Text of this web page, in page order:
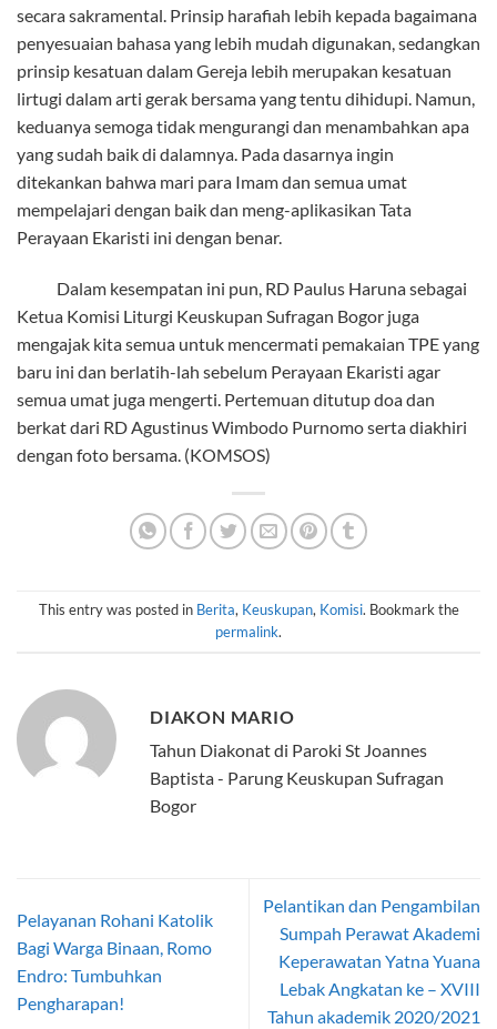
secara sakramental. Prinsip harafiah lebih kepada bagaimana
penyesuaian bahasa yang lebih mudah digunakan, sedangkan
prinsip kesatuan dalam Gereja lebih merupakan kesatuan
lirtugi dalam arti gerak bersama yang tentu dihidupi. Namun,
keduanya semoga tidak mengurangi dan menambahkan apa
yang sudah baik di dalamnya. Pada dasarnya ingin
ditekankan bahwa mari para Imam dan semua umat
mempelajari dengan baik dan meng-aplikasikan Tata
Perayaan Ekaristi ini dengan benar.
Dalam kesempatan ini pun, RD Paulus Haruna sebagai
Ketua Komisi Liturgi Keuskupan Sufragan Bogor juga
mengajak kita semua untuk mencermati pemakaian TPE yang
baru ini dan berlatih-lah sebelum Perayaan Ekaristi agar
semua umat juga mengerti. Pertemuan ditutup doa dan
berkat dari RD Agustinus Wimbodo Purnomo serta diakhiri
dengan foto bersama. (KOMSOS)
This entry was posted in Berita, Keuskupan, Komisi. Bookmark the
permalink.
DIAKON MARIO
Tahun Diakonat di Paroki St Joannes
Baptista - Parung Keuskupan Sufragan
Bogor
Pelayanan Rohani Katolik
Bagi Warga Binaan, Romo
Endro: Tumbuhkan
Pengharapan!
Pelantikan dan Pengambilan
Sumpah Perawat Akademi
Keperawatan Yatna Yuana
Lebak Angkatan ke – XVIII
Tahun akademik 2020/2021